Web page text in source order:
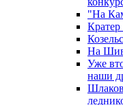
"На
Кратер
На
Уже
наши